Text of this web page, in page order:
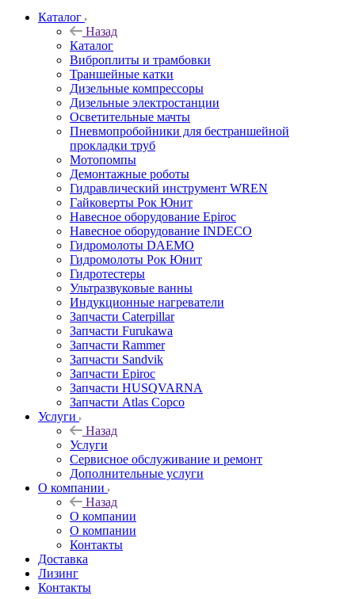
Каталог
Назад
Каталог
Виброплиты и трамбовки
Траншейные катки
Дизельные компрессоры
Дизельные электростанции
Осветительные мачты
Пневмопробойники для бестраншейной
прокладки труб
Мотопомпы
Демонтажные роботы
Гидравлический инструмент WREN
Гайковерты Рок Юнит
Навесное оборудование Epiroc
Навесное оборудование INDECO
Гидромолоты DAEMO
Гидромолоты Рок Юнит
Гидротестеры
Ультразвуковые ванны
Индукционные нагреватели
Запчасти Caterpillar
Запчасти Furukawa
Запчасти Rammer
Запчасти Sandvik
Запчасти Epiroc
Запчасти HUSQVARNA
Запчасти Atlas Copco
Услуги
Назад
Услуги
Сервисное обслуживание и ремонт
Дополнительные услуги
О компании
Назад
О компании
О компании
Контакты
Доставка
Лизинг
Контакты